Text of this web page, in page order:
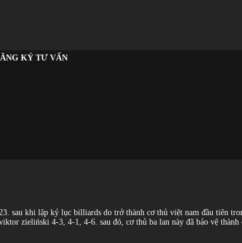
KÝ TƯ VẤN
sau khi lập kỷ lục billiards do trở thành cơ thủ việt nam đầu tiên
zieliński 4-3, 4-1, 4-6. sau đó, cơ thủ ba lan này đã bảo vệ